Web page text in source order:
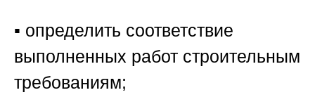
▪️ определить соответствие
выполненных работ строительным
требованиям;